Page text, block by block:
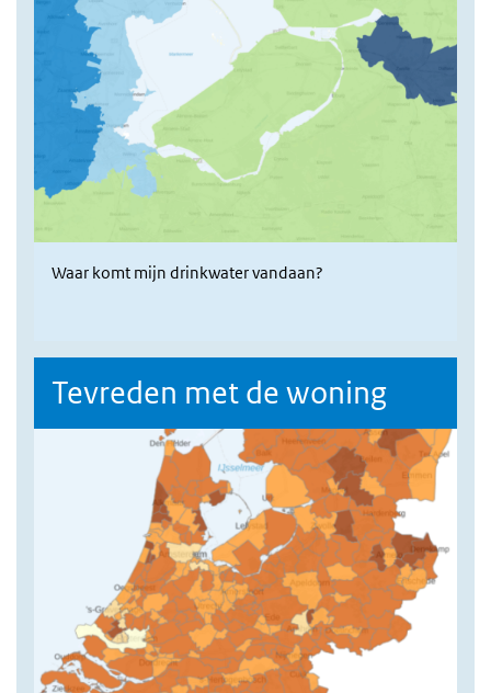
Waar komt mijn drinkwater vandaan?
Tevreden met de woning